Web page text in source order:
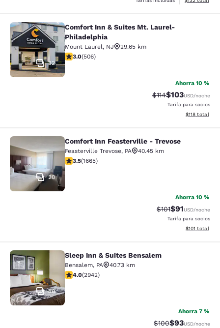
Comfort Inn & Suites Mt. Laurel-
32
Comfort Inn & Suites Mt. Laurel-
Philadelphia
Mount Laurel, NJ
29.65 km
calificación de 3.01 estrellas. Feria. 506 reseñas
3.0(506)
Ahorra 10 %
Precio tachado:
$114Precio con
$103USD/noche
Tarifa para socios
Ver detalles
$118 total
Comfort Inn Feasterville - Trevose
20
Comfort Inn Feasterville - Trevose
Feasterville Trevose, PA
40.45 km
calificación de 3.46 estrellas. Bueno. 1665 reseñas
3.5(1665)
Ahorra 10 %
Precio tachado:
$101Precio con
$91USD/noche
Tarifa para socios
Ver detalles
$101 total
Sleep Inn & Suites Bensalem
30
Sleep Inn & Suites Bensalem
Bensalem, PA
40.73 km
calificación de 4.05 estrellas. Muy bueno. 2942
4.0(2942)
Ahorra 7 %
Precio tachado:
$100Precio con
$93USD/noche